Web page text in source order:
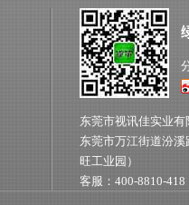
东莞市视讯佳实业有
东莞市万江街道汾
旺工业园）
客服：400-8810-418